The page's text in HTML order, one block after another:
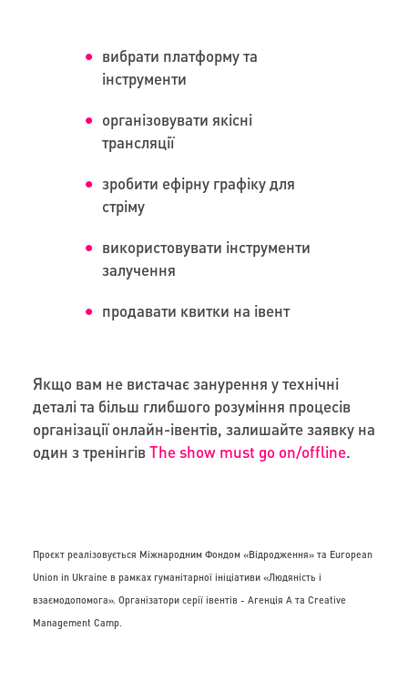
вибрати платформу та
інструменти
організовувати якісні
трансляції
зробити ефірну графіку для
стріму
використовувати інструменти
залучення
продавати квитки на івент
Якщо вам не вистачає занурення у технічні
деталі та більш глибшого розуміння процесів
організації онлайн-івентів, залишайте заявку на
один з тренінгівThe show must go on/offline.
Проєкт реалізовується Міжнародним Фондом «Відродження» та European
Union in Ukraine в рамках гуманітарної ініціативи «Людяність і
взаємодопомога». Організатори серії івентів - Агенція А та Creative
Management Camp.